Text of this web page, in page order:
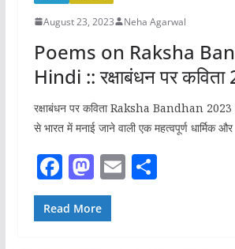
August 23, 2023 Neha Agarwal
Poems on Raksha
Hindi :: रक्षाबंधन पर
रक्षाबंधन पर कविता Raksha Bandhan 2023
से भारत में मनाई जाने वाली एक महत्वपूर्ण धार्मिक और
F
a
c
M
a
st
E
m
S
Read More